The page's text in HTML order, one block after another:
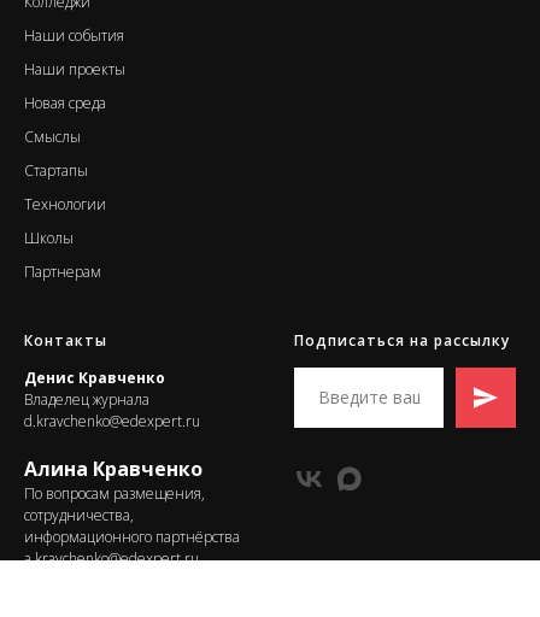
Наши события
Наши проекты
Новая среда
Смыслы
Стартапы
Технологии
Школы
Партнерам
Контакты
Денис Кравченко
Владелец журнала
d.kravchenko@edexpert.ru
Алина Кравченко
По вопросам размещения,
сотрудничества,
информационного партнёрства
a.kravchenko@edexpert.ru
Подписаться на рассылку